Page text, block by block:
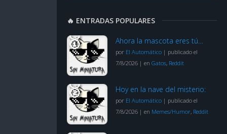
🔥 ENTRADAS POPULARES
Ahora la mascota eres tú…
por El Automático | publicado el
7/8/2026 | en Gatos, Reddit
Hoy en la nave del misterio:
por El Automático | publicado el
7/8/2026 | en Memes/Humor, Reddit